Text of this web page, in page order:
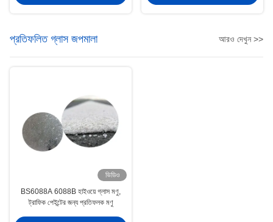
প্রতিফলিত গ্লাস জপমালা আরও দেখুন >>
ভিডিও
BS6088A 6088B হাইওয়ে গ্লাস মণু,
ট্রাফিক পেইন্টের জন্য প্রতিফলক মণু